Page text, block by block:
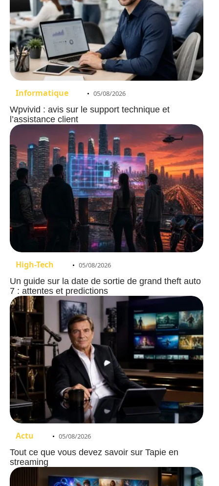
Informatique 05/08/2026
Wpvivid : avis sur le support technique et
l’assistance client
High-Tech 05/08/2026
Un guide sur la date de sortie de grand theft auto
7 : attentes et predictions
Actu 05/08/2026
Tout ce que vous devez savoir sur Tapie en
streaming